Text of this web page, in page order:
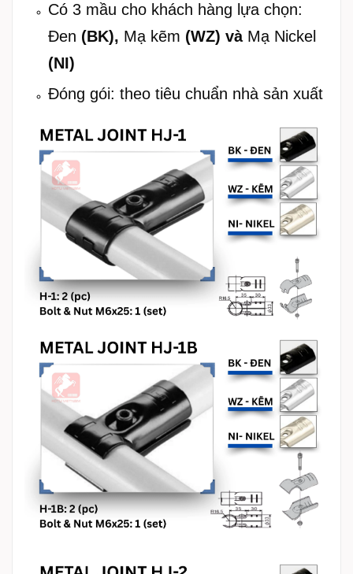
Có 3 mầu cho khách hàng lựa chọn:
Đen (BK), Mạ kẽm (WZ) và Mạ Nickel
(NI)
Đóng gói: theo tiêu chuẩn nhà sản xuất